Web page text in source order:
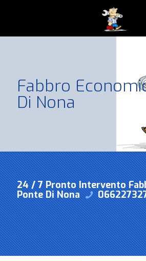
Fabbro
Di Nona
24 / 7 Pronto Intervento
Ponte Di Nona